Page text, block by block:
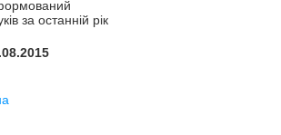
в місцевості, де ви рибалите не
легку мармышку і
більш прийнятні в спокійних
збільшуючи поклевку.
наживки. Її зручно
за останній рік